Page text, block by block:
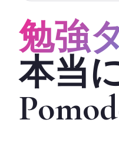
勉強
本当